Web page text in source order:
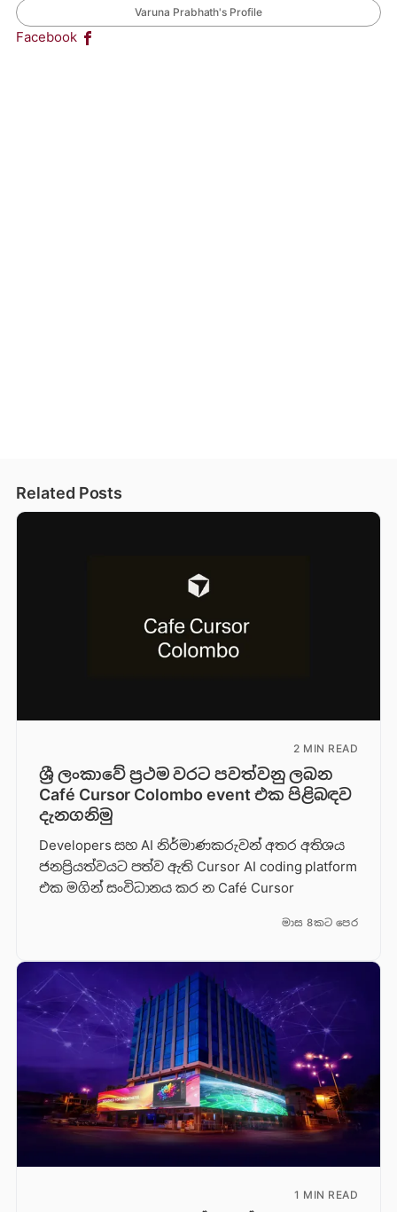
Varuna Prabhath's Profile
Facebook
Related Posts
2 MIN READ
ශ්‍රී ලංකාවේ ප්‍රථම වරට පවත්වනු ලබන
Café Cursor Colombo event එක පිළිබඳව
දැනගනිමු
Developers සහ AI නිර්මාණකරුවන් අතර අතිශය
ජනප්‍රියත්වයට පත්ව ඇති Cursor AI coding platform
එක මගින් සංවිධානය කර න Café Cursor
මාස 8කට පෙර
1 MIN READ